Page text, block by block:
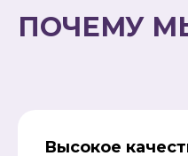
ПОЧЕМУ
Высокое